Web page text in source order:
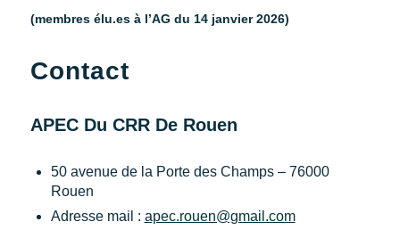
(membres élu.es à l’AG du 14 janvier 2026)
Contact
APEC Du CRR De Rouen
50 avenue de la Porte des Champs – 76000
Rouen
Adresse mail : apec.rouen@gmail.com